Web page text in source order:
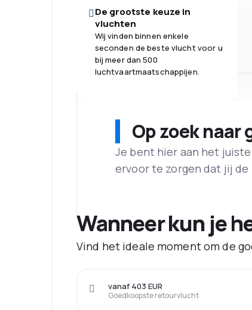
De grootste keuze in
vluchten
Wij vinden binnen enkele
seconden de beste vlucht voor u
bij meer dan 500
luchtvaartmaatschappijen.
Op zoek
Je bent hier aan het
ervoor te zorgen dat jij
Wanneer kun je
Vind het ideale moment om de
Goedkoopste retourvlucht
vanaf 403 EUR